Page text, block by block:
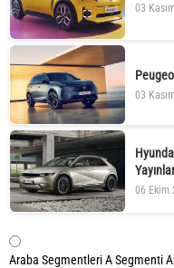
03
03
06 Ekim
Araba SegmentleriA Segmenti